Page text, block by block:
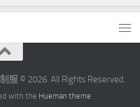
服 © 2026. All Rights Reserved.
with the Hueman theme